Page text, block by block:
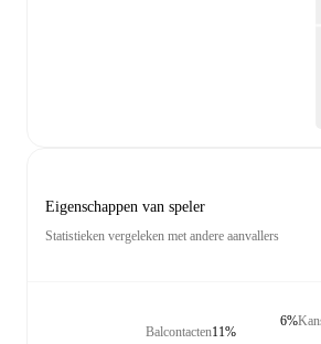
Eigenschappen van speler
Statistieken vergeleken met andere aanvallers
Balcontacten11%
6%